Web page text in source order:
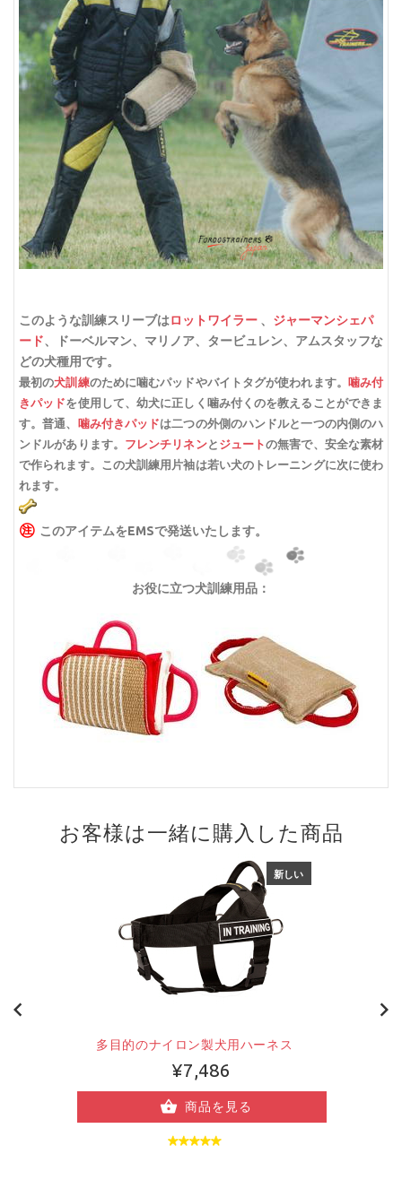
このような訓練スリーブはロットワイラー 、 ジャーマンシェパ
ード、ドーベルマン、マリノア、タービュレン、アムスタッフな
どの犬種用です。
最初の犬訓練のために噛むパッドやバイトタグが使われます。 噛み付
きパッドを使用して、幼犬に正しく噛み付くのを教えることができま
す。普通、 噛み付きパッドは二つの外側のハンドルと一つの内側のハ
ンドルがあります。 フレンチリネンと ジュートの無害で、安全な素材
で作られます。この犬訓練用片袖は若い犬のトレーニングに次に使わ
れます。
㊟ このアイテムをEMSで発送いたします。
お役に立つ犬訓練用品：
お客様は一緒に購入した商品
新しい
多目的のナイロン製犬用ハーネス
¥7,486
商品を見る